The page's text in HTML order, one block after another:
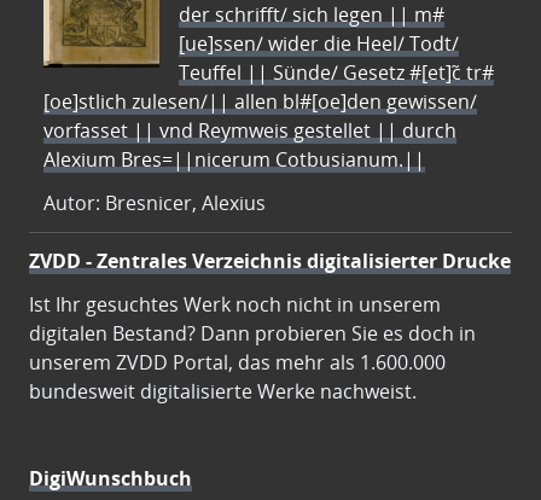
der schrifft/ sich legen || m#
[ue]ssen/ wider die Heel/ Todt/
Teuffel || Sünde/ Gesetz #[et]c̃ tr#
[oe]stlich zulesen/|| allen bl#[oe]den gewissen/
vorfasset || vnd Reymweis gestellet || durch
Alexium Bres=||nicerum Cotbusianum.||
Autor: Bresnicer, Alexius
ZVDD - Zentrales Verzeichnis digitalisierter Drucke
Ist Ihr gesuchtes Werk noch nicht in unserem
digitalen Bestand? Dann probieren Sie es doch in
unserem ZVDD Portal, das mehr als 1.600.000
bundesweit digitalisierte Werke nachweist.
DigiWunschbuch